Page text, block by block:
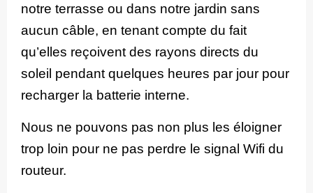
notre terrasse ou dans notre jardin sans
aucun câble, en tenant compte du fait
qu’elles reçoivent des rayons directs du
soleil pendant quelques heures par jour pour
recharger la batterie interne.
Nous ne pouvons pas non plus les éloigner
trop loin pour ne pas perdre le signal Wifi du
routeur.